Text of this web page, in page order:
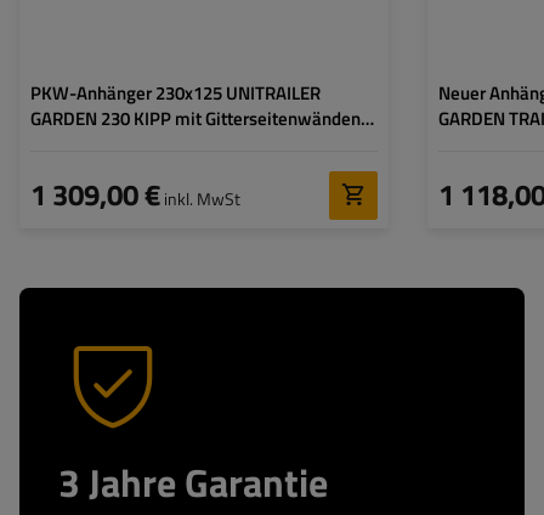
PKW-Anhänger 230x125 UNITRAILER
GARDEN 230 KIPP mit Gitterseitenwänden
1 309,00 €inkl. MwSt
Neuer
GARDEN
1
3 Jahre Garantie